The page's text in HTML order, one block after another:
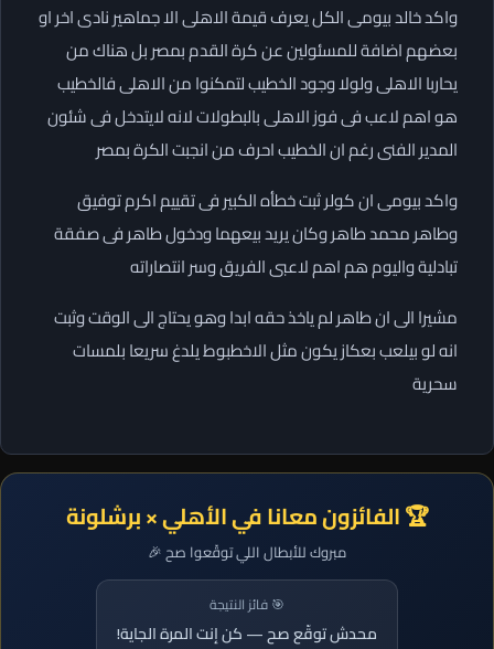
واكد خالد بيومى الكل يعرف قيمة الاهلى الا جماهير نادى اخر او
بعضهم اضافة للمسئولين عن كرة القدم بمصر بل هناك من
يحاربا الاهلى ولولا وجود الخطيب لتمكنوا من الاهلى فالخطيب
هو اهم لاعب فى فوز الاهلى بالبطولات لانه لايتدخل فى شئون
المدير الفنى رغم ان الخطيب احرف من انجبت الكرة بمصر
واكد بيومى ان كولر ثبت خطأه الكبير فى تقييم اكرم توفيق
وطاهر محمد طاهر وكان يريد بيعهما ودخول طاهر فى صفقة
تبادلية واليوم هم اهم لاعبى الفريق وسر انتصاراته
مشيرا الى ان طاهر لم ياخذ حقه ابدا وهو يحتاج الى الوقت وثبت
انه لو بيلعب بعكاز يكون مثل الاخطبوط يلدغ سريعا بلمسات
سحرية
🏆 الفائزون معانا في الأهلي × برشلونة
مبروك للأبطال اللي توقّعوا صح 🎉
🎯 فائز النتيجة
محدش توقّع صح — كن إنت المرة الجاية!